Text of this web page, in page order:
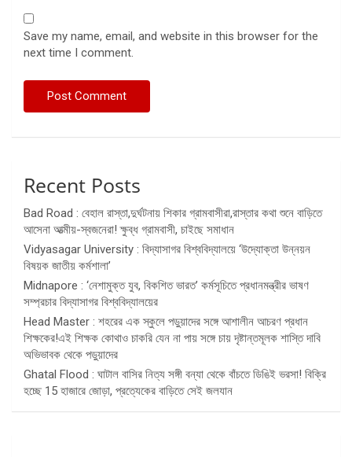
Save my name, email, and website in this browser for the
next time I comment.
Recent Posts
Bad Road : বেহাল রাস্তা,দুর্ঘটনায় শিকার গ্রামবাসীরা,রাস্তার কথা শুনে বাড়িতে
আসেনা আত্মীয়-স্বজনেরা! ক্ষুব্ধ গ্রামবাসী, চাইছে সমাধান
Vidyasagar University : বিদ্যাসাগর বিশ্ববিদ্যালয়ে ‘উদ্যোক্তা উন্নয়ন
বিষয়ক জাতীয় কর্মশালা’
Midnapore : ‘নেশামুক্ত যুব, বিকশিত ভারত’ কর্মসূচিতে প্রধানমন্ত্রীর ভাষণ
সম্প্রচার বিদ্যাসাগর বিশ্ববিদ্যালয়ের
Head Master : শহরের এক স্কুলে পড়ুয়াদের সঙ্গে আশালীন আচরণ প্রধান
শিক্ষকের!এই শিক্ষক কোথাও চাকরি যেন না পায় সঙ্গে চায় দৃষ্টান্তমূলক শাস্তি দাবি
অভিভাবক থেকে পড়ুয়াদের
Ghatal Flood : ঘাটাল বাসির নিত্য সঙ্গী বন্যা থেকে বাঁচতে ডিঙিই ভরসা! বিক্রি
হচ্ছে 15 হাজারে জোড়া, প্রত্যেকের বাড়িতে সেই জলযান